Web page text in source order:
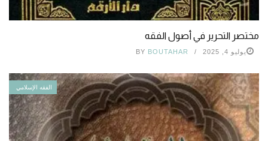
مختصر التحرير في أصول الفقه
يوليو 4, 2025 BY BOUTAHAR
الفقه الإسلامي